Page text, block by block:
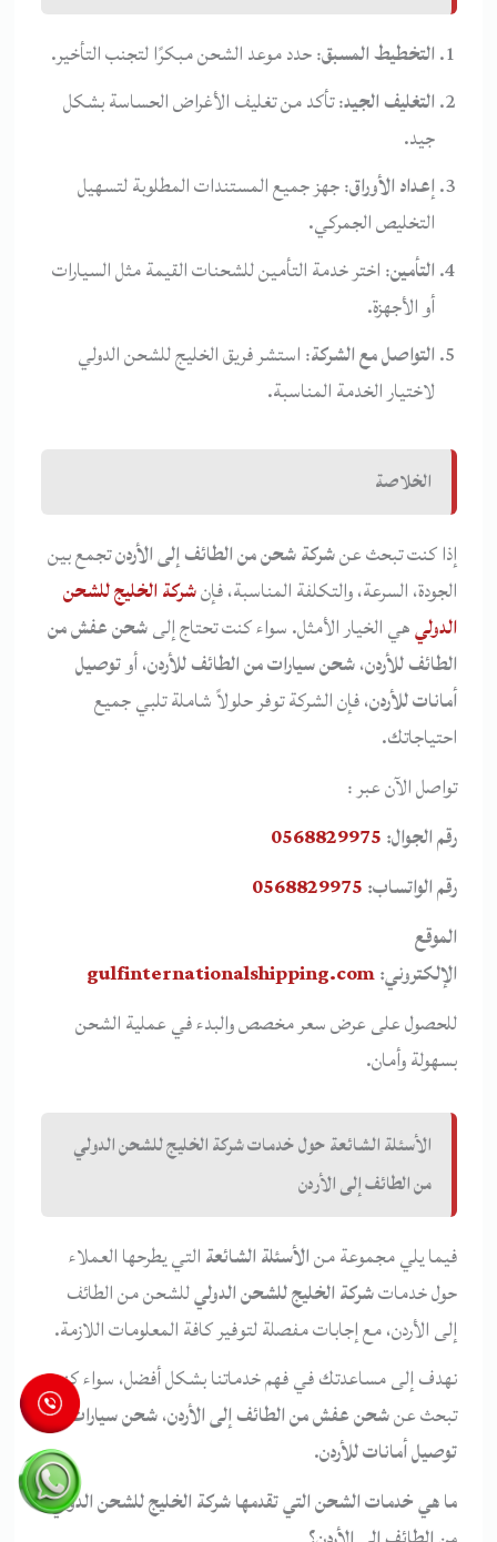
التخطيط المسبق: حدد موعد الشحن مبكرًا لتجنب التأخير.
التغليف الجيد: تأكد من تغليف الأغراض الحساسة بشكل
جيد.
إعداد الأوراق: جهز جميع المستندات المطلوبة لتسهيل
التخليص الجمركي.
التأمين: اختر خدمة التأمين للشحنات القيمة مثل السيارات
أو الأجهزة.
التواصل مع الشركة: استشر فريق الخليج للشحن الدولي
لاختيار الخدمة المناسبة.
الخلاصة
إذا كنت تبحث عنشركة شحن من الطائف إلى الأردنتجمع بين
الجودة، السرعة، والتكلفة المناسبة، فإنشركة الخليج للشحن
الدوليهي الخيار الأمثل. سواء كنت تحتاج إلىشحن عفش من
الطائف للأردن،شحن سيارات من الطائف للأردن، أوتوصيل
أمانات للأردن، فإن الشركة توفر حلولاً شاملة تلبي جميع
احتياجاتك.
تواصل الآن عبر :
رقم الجوال:0568829975
رقم الواتساب:0568829975
الموقع
الإلكتروني:gulfinternationalshipping.com
للحصول على عرض سعر مخصص والبدء في عملية الشحن
بسهولة وأمان.
الأسئلة الشائعة حول خدمات شركة الخليج للشحن الدولي
من الطائف إلى الأردن
فيما يلي مجموعة منالأسئلة الشائعةالتي يطرحها العملاء
حول خدماتشركة الخليج للشحن الدوليللشحن من الطائف
إلى الأردن، مع إجابات مفصلة لتوفير كافة المعلومات اللازمة.
نهدف إلى مساعدتك في فهم خدماتنا بشكل أفضل، سواء كنت
تبحث عنشحن عفش من الطائف إلى الأردن،شحن سيارات، أو
توصيل أمانات للأردن.
ما هي خدمات الشحن التي تقدمها شركة الخليج للشحن الدولي